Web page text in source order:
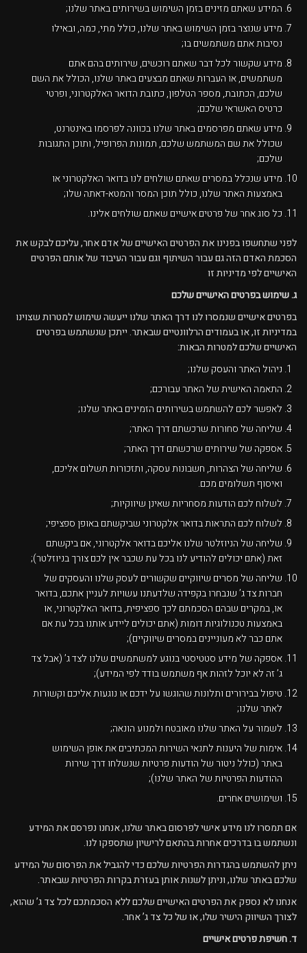
המידע שאתם מזינים בזמן השימוש בשירותים באתר שלנו;
מידע שנוצר בזמן השימוש באתר שלנו, כולל מתי, כמה, ובאילו
נסיבות אתם משתמשים בו;
מידע שקשור לכל דבר שאתם רוכשים, שירותים בהם אתם
משתמשים, או העברות שאתם מבצעים באתר שלנו, הכולל את השם
שלכם, הכתובת, מספר הטלפון, כתובת הדואר האלקטרוני, ופרטי
כרטיס האשראי שלכם;
מידע שאתם מפרסמים באתר שלנו בכוונה לפרסמו באינטרנט,
שכולל את שם המשתמש שלכם, תמונות הפרופיל, ותוכן התגובות
שלכם;
מידע שנכלל במסרים שאתם שולחים לנו בדואר האלקטרוני או
באמצעות האתר שלנו, כולל תוכן המסר והמטא-דאתה שלו;
כל סוג אחר של פרטים אישיים שאתם שולחים אלינו.
לפני שתחשפו בפנינו את הפרטים האישיים של אדם אחר, עליכם לבקש את
הסכמת האדם הזה גם עבור השיתוף וגם עבור העיבוד של אותם הפרטים
האישיים לפי מדיניות זו
ג. שימוש בפרטים האישיים שלכם
בפרטים אישיים שנמסרו לנו דרך האתר שלנו ייעשה שימוש למטרות שצוינו
במדיניות זו, או בעמודים הרלוונטיים שבאתר. ייתכן שנשתמש בפרטים
האישיים שלכם למטרות הבאות:
ניהול האתר והעסק שלנו;
התאמה האישית של האתר עבורכם;
לאפשר לכם להשתמש בשירותים הזמינים באתר שלנו;
שליחה של סחורות שרכשתם דרך האתר;
אספקה של שירותים שרכשתם דרך האתר;
שליחה של הצהרות, חשבונות עסקה, ותזכורות תשלום אליכם,
ואיסוף תשלומים מכם.
לשלוח לכם הודעות מסחריות שאינן שיווקיות;
לשלוח לכם התראות בדואר אלקטרוני שביקשתם באופן ספציפי;
שליחה של הניוזלטר שלנו אליכם בדואר אלקטרוני, אם ביקשתם
זאת (אתם יכולים להודיע לנו בכל עת שכבר אין לכם צורך בניוזלטר);
שליחה של מסרים שיווקיים שקשורים לעסק שלנו והעסקים של
חברות צד ג’ שנבחרו בקפידה שלדעתנו עשויות לעניין אתכם, בדואר
או, במקרים שבהם הסכמתם לכך ספציפית, בדואר האלקטרוני, או
באמצעות טכנולוגיות דומות (אתם יכולים ליידע אותנו בכל עת אם
אתם כבר לא מעוניינים במסרים שיווקיים);
אספקה של מידע סטטיסטי בנוגע למשתמשים שלנו לצד ג’ (אבל צד
ג’ זה לא יוכל לזהות אף משתמש בודד לפי המידע);
טיפול בבירורים ותלונות שהוגשו על ידכם או נוגעות אליכם וקשורות
לאתר שלנו;
לשמור על האתר שלנו מאובטח ולמנוע הונאה;
אימות של היענות לתנאי השירות המכתיבים את אופן השימוש
באתר (כולל ניטור של הודעות פרטיות שנשלחו דרך שירות
ההודעות הפרטיות של האתר שלנו);
ושימושים אחרים.
אם תמסרו לנו מידע אישי לפרסום באתר שלנו, אנחנו נפרסם את המידע
ונשתמש בו בדרכים אחרות בהתאם לרישיון שתספקו לנו.
ניתן להשתמש בהגדרות הפרטיות שלכם כדי להגביל את הפרסום של המידע
שלכם באתר שלנו, וניתן לשנות אותן בעזרת בקרות הפרטיות שבאתר.
אנחנו לא נספק את הפרטים האישיים שלכם ללא הסכמתכם לכל צד ג’ שהוא,
לצורך השיווק הישיר שלו, או של כל צד ג’ אחר.
ד. חשיפת פרטים אישיים